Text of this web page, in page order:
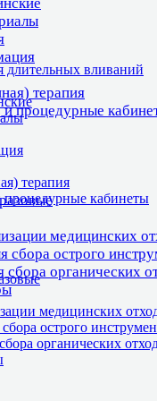
терапия
процедурные
медицинских
сбора острого
сбора органических
вливаний
терапия
кабинеты
медицинских
острого
органических